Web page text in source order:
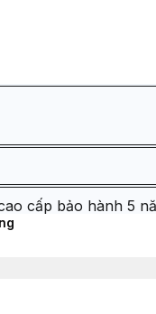
cấp bảo hành 5